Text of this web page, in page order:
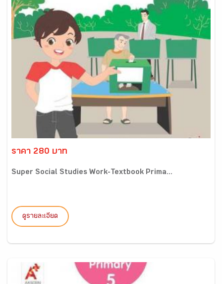
ราคา 280 บาท
Super Social Studies Work-Textbook Prima...
ดูรายละเอียด